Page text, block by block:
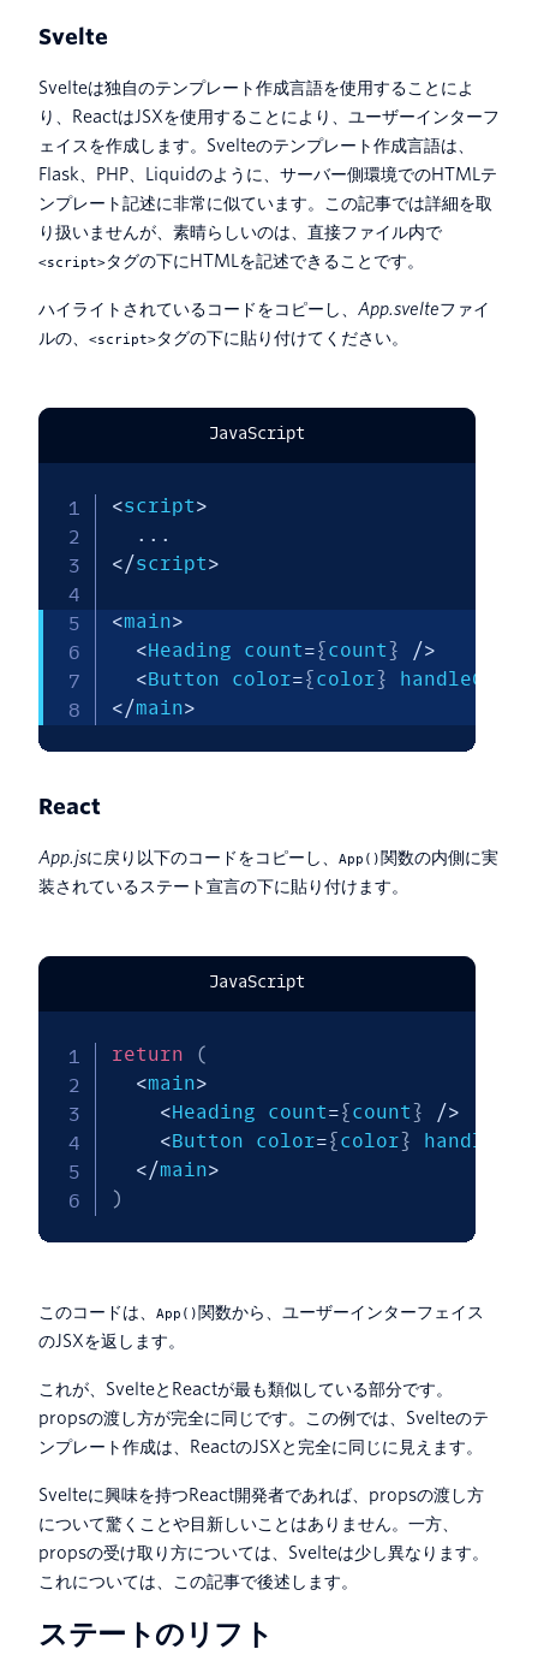
Svelte
Svelteは独自のテンプレート作成言語を使用することによ
り、ReactはJSXを使用することにより、ユーザーインターフ
ェイスを作成します。Svelteのテンプレート作成言語は、
Flask、PHP、Liquidのように、サーバー側環境でのHTMLテ
ンプレート記述に非常に似ています。この記事では詳細を取
り扱いませんが、素晴らしいのは、直接ファイル内で
<script>タグの下にHTMLを記述できることです。
ハイライトされているコードをコピーし、 App.svelteファイ
ルの、 <script>タグの下に貼り付けてください。
JavaScript
<script>
...
</script>
<main>
<Heading count={count} />
<Button color={color} handleClick
</main>
React
App.jsに戻り以下のコードをコピーし、 App() 関数の内側に実
装されているステート宣言の下に貼り付けます。
JavaScript
return
(
<main>
<Heading count={count} />
<Button color={color}
</main>
)
このコードは、 App() 関数から、ユーザーインターフェイス
のJSXを返します。
これが、SvelteとReactが最も類似している部分です。
propsの渡し方が完全に同じです。この例では、Svelteのテ
ンプレート作成は、ReactのJSXと完全に同じに見えます。
Svelteに興味を持つReact開発者であれば、propsの渡し方
について驚くことや目新しいことはありません。一方、
propsの受け取り方については、Svelteは少し異なります。
これについては、この記事で後述します。
ステートのリフト